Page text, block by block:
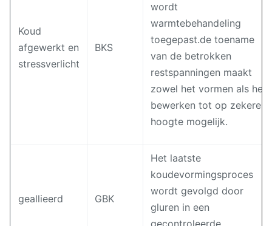
Koud
afgewerkt en
stressverlicht
BKS
wordt
warmtebehandeling
toegepast.de toename
van de betrokken
restspanningen maakt
zowel het vormen als het
bewerken tot op zekere
hoogte mogelijk.
geallieerd GBK
Het laatste
koudevormingsproces
wordt gevolgd door
gluren in een
gecontroleerde